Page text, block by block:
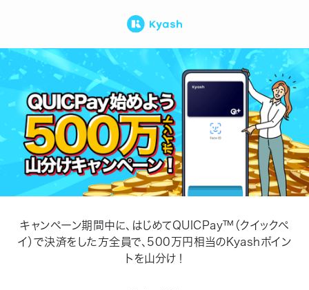
キャンペーン期間中に、はじめてQUICPay™（クイックペ
イ）で決済をした方全員で、500万円相当のKyashポイン
トを山分け！